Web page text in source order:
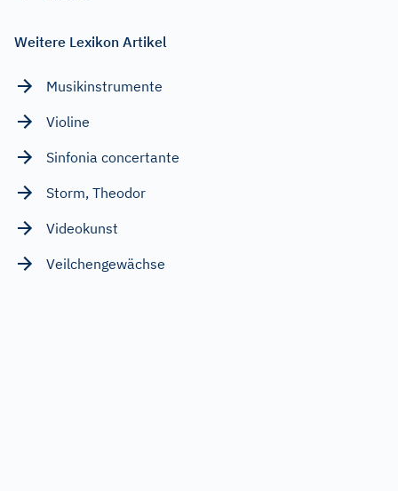
Weitere Lexikon Artikel
Musikinstrumente
Violine
Sinfonia concertante
Storm, Theodor
Videokunst
Veilchengewächse